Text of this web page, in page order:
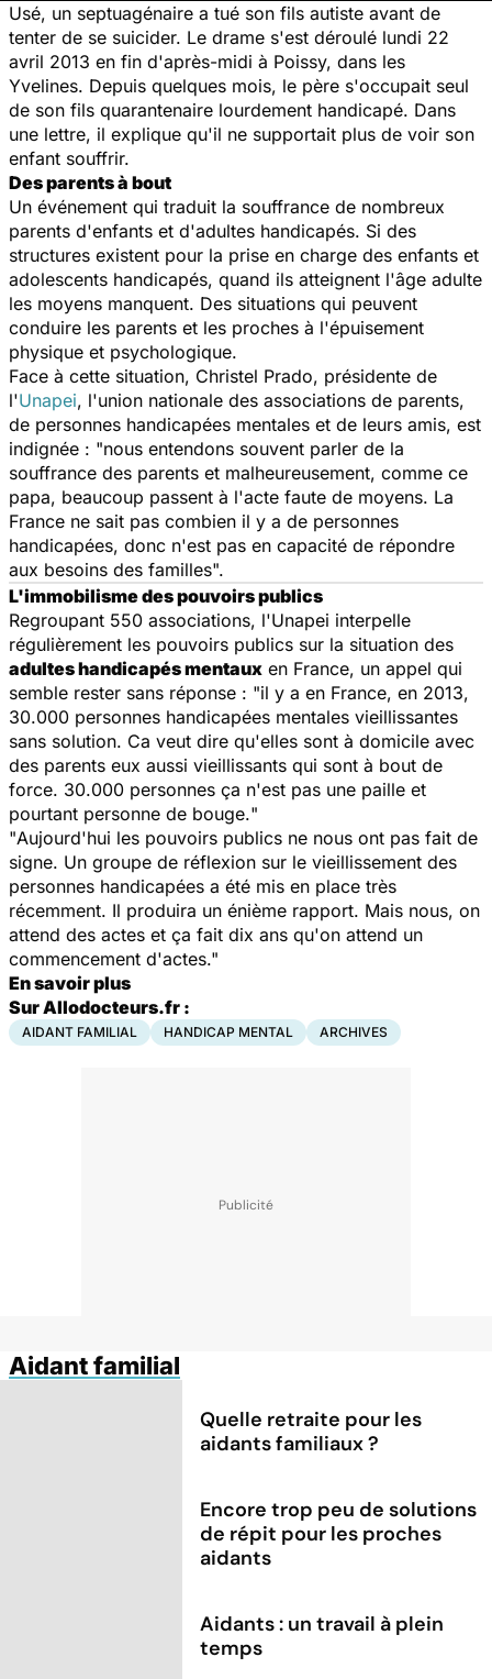
Usé, un septuagénaire a tué son fils autiste avant de
tenter de se suicider. Le drame s'est déroulé lundi 22
avril 2013 en fin d'après-midi à Poissy, dans les
Yvelines. Depuis quelques mois, le père s'occupait seul
de son fils quarantenaire lourdement handicapé. Dans
une lettre, il explique qu'il ne supportait plus de voir son
enfant souffrir.
Des parents à bout
Un événement qui traduit la souffrance de nombreux
parents d'enfants et d'adultes handicapés. Si des
structures existent pour la prise en charge des enfants et
adolescents handicapés, quand ils atteignent l'âge adulte
les moyens manquent. Des situations qui peuvent
conduire les parents et les proches à l'épuisement
physique et psychologique.
Face à cette situation, Christel Prado, présidente de
l'Unapei, l'union nationale des associations de parents,
de personnes handicapées mentales et de leurs amis, est
indignée : "nous entendons souvent parler de la
souffrance des parents et malheureusement, comme ce
papa, beaucoup passent à l'acte faute de moyens. La
France ne sait pas combien il y a de personnes
handicapées, donc n'est pas en capacité de répondre
aux besoins des familles".
L'immobilisme des pouvoirs publics
Regroupant 550 associations, l'Unapei interpelle
régulièrement les pouvoirs publics sur la situation des
adultes handicapés mentaux en France, un appel qui
semble rester sans réponse : "il y a en France, en 2013,
30.000 personnes handicapées mentales vieillissantes
sans solution. Ca veut dire qu'elles sont à domicile avec
des parents eux aussi vieillissants qui sont à bout de
force. 30.000 personnes ça n'est pas une paille et
pourtant personne de bouge."
"Aujourd'hui les pouvoirs publics ne nous ont pas fait de
signe. Un groupe de réflexion sur le vieillissement des
personnes handicapées a été mis en place très
récemment. Il produira un énième rapport. Mais nous, on
attend des actes et ça fait dix ans qu'on attend un
commencement d'actes."
En savoir plus
Sur Allodocteurs.fr :
AIDANT FAMILIAL HANDICAP MENTAL ARCHIVES
Aidant familial
Quelle retraite pour les
aidants familiaux ?
Encore trop peu de solutions
de répit pour les proches
aidants
Aidants : un travail à plein
temps